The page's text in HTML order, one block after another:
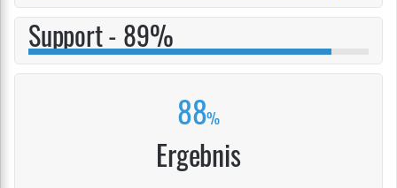
Support - 89%
88%
Ergebnis